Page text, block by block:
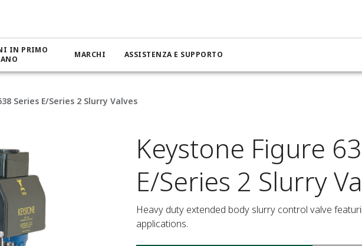
IN PRIMO
MARCHI ASSISTENZA E SUPPORTO
Series E/Series 2 Slurry Valves
Keystone Figure
E/Series 2 Slurry
Heavy duty extended body slurry control valve
applications.